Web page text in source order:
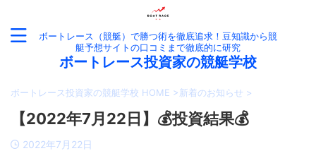
ボートレース（競艇）で勝つ術を徹底追求！豆知識から競
艇予想サイトの口コミまで徹底的に研究
ボートレース投資家の競艇学校
ボートレース投資家の競艇学校 HOME >新着のお知らせ >
【2022年7月22日】💰投資結果💰
2022年7月22日